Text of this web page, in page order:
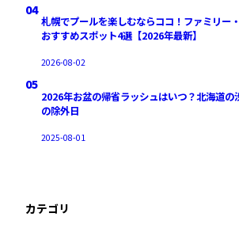
04
札幌でプールを楽しむならココ！ファミリー
おすすめスポット4選【2026年最新】
2026-08-02
05
2026年お盆の帰省ラッシュはいつ？北海道の
の除外日
2025-08-01
カテゴリ